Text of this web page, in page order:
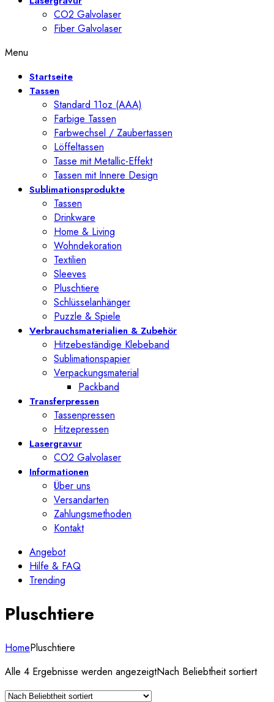
CO2 Galvolaser
Fiber Galvolaser
Menu
Startseite
Tassen
Standard 11oz (AAA)
Farbige Tassen
Farbwechsel / Zaubertassen
Löffeltassen
Tasse mit Metallic-Effekt
Tassen mit Innere Design
Sublimationsprodukte
Tassen
Drinkware
Home & Living
Wohndekoration
Textilien
Sleeves
Pluschtiere
Schlüsselanhänger
Puzzle & Spiele
Verbrauchsmaterialien & Zubehör
Hitzebeständige Klebeband
Sublimationspapier
Verpackungsmaterial
Packband
Transferpressen
Tassenpressen
Hitzepressen
Lasergravur
CO2 Galvolaser
Informationen
Über uns
Versandarten
Zahlungsmethoden
Kontakt
Angebot
Hilfe & FAQ
Trending
Pluschtiere
HomePluschtiere
Alle 4 Ergebnisse werden angezeigtNach Beliebtheit sortiert